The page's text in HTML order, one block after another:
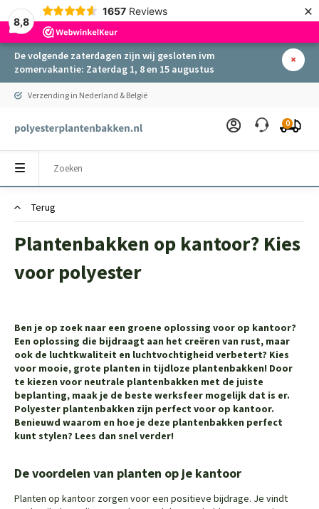
8,8
1657 Reviews ×
De volgende zaterdagen zijn wij gesloten ivm
zomervakantie: Zaterdag 1, 8 en 15 augustus
Verzending in Nederland & België
0
Terug
Plantenbakken op kantoor? Kies
voor polyester
Ben je op zoek naar een groene oplossing voor op kantoor?
Een oplossing die bijdraagt aan het creëren van rust, maar
ook de luchtkwaliteit en luchtvochtigheid verbetert? Kies
voor mooie, grote planten in tijdloze plantenbakken! Door
te kiezen voor neutrale plantenbakken met de juiste
beplanting, maak je de beste werksfeer mogelijk dat is er.
Polyester plantenbakken zijn perfect voor op kantoor.
Benieuwd waarom en hoe je deze plantenbakken perfect
kunt stylen? Lees dan snel verder!
De voordelen van planten op je kantoor
Planten op kantoor zorgen voor een positieve bijdrage. Je vindt